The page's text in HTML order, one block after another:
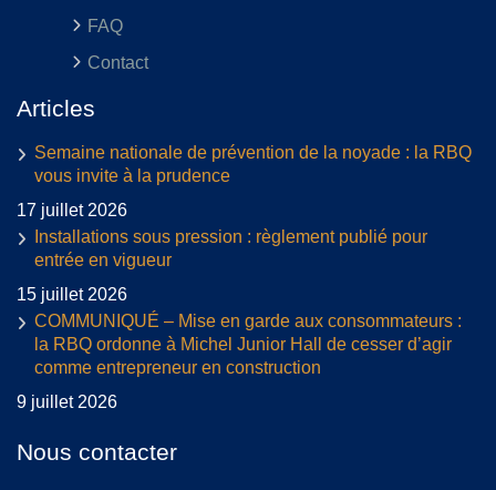
FAQ
Contact
Articles
Semaine nationale de prévention de la noyade : la RBQ
vous invite à la prudence
17 juillet 2026
Installations sous pression : règlement publié pour
entrée en vigueur
15 juillet 2026
COMMUNIQUÉ – Mise en garde aux consommateurs :
la RBQ ordonne à Michel Junior Hall de cesser d’agir
comme entrepreneur en construction
9 juillet 2026
Nous contacter